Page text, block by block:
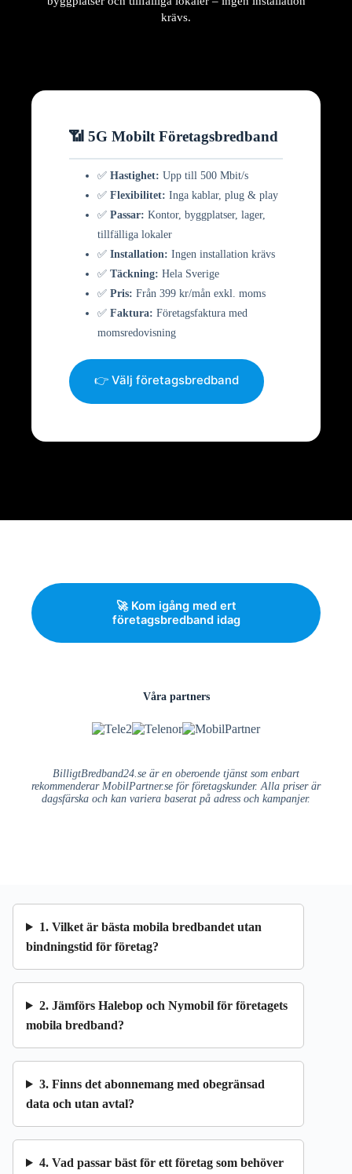
krävs.
📶 5G Mobilt Företagsbredband
✅ Hastighet: Upp till 500 Mbit/s
✅ Flexibilitet: Inga kablar, plug & play
✅ Passar: Kontor, byggplatser, lager,
tillfälliga lokaler
✅ Installation: Ingen installation krävs
✅ Täckning: Hela Sverige
✅ Pris: Från 399 kr/mån exkl. moms
✅ Faktura: Företagsfaktura med
momsredovisning
👉 Välj företagsbredband
🚀 Kom igång med ert
företagsbredband idag
Våra partners
BilligtBredband24.se är en oberoende tjänst som enbart
rekommenderar MobilPartner.se för företagskunder. Alla priser är
dagsfärska och kan variera baserat på adress och kampanjer.
1. Vilket är bästa mobila bredbandet utan
bindningstid för företag?
2. Jämförs Halebop och Nymobil för företagets
mobila bredband?
3. Finns det abonnemang med obegränsad
data och utan avtal?
4. Vad passar bäst för ett företag som behöver